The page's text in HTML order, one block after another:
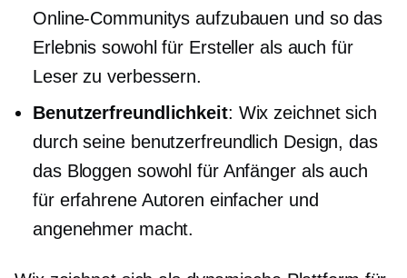
Online-Communitys aufzubauen und so das
Erlebnis sowohl für Ersteller als auch für
Leser zu verbessern.
Benutzerfreundlichkeit: Wix zeichnet sich
durch seine benutzerfreundlich Design, das
das Bloggen sowohl für Anfänger als auch
für erfahrene Autoren einfacher und
angenehmer macht.